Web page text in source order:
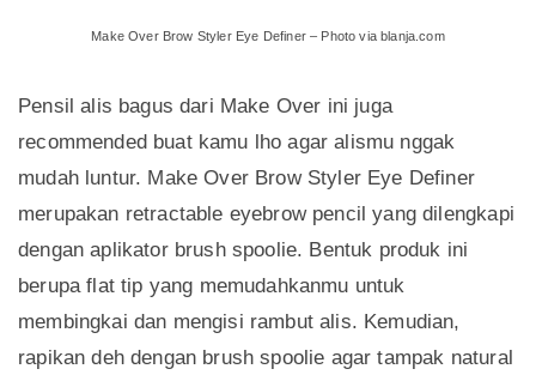
Make Over Brow Styler Eye Definer – Photo via blanja.com
Pensil alis bagus dari Make Over ini juga
recommended buat kamu lho agar alismu nggak
mudah luntur. Make Over Brow Styler Eye Definer
merupakan retractable eyebrow pencil yang dilengkapi
dengan aplikator brush spoolie. Bentuk produk ini
berupa flat tip yang memudahkanmu untuk
membingkai dan mengisi rambut alis. Kemudian,
rapikan deh dengan brush spoolie agar tampak natural